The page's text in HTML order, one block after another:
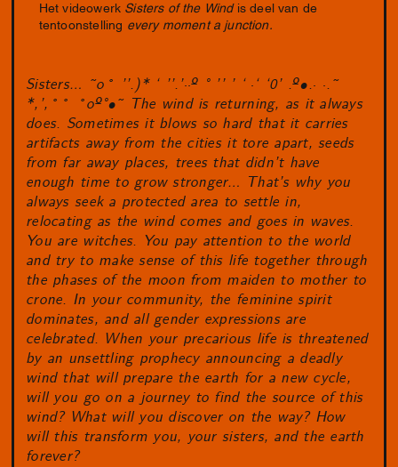
Het videowerk Sisters of the Wind is deel van de
tentoonstelling every moment a junction.
Sisters… ˜o˚ ’’.)* ‘ ’’.’··º ° ’’ ’ ‘ ·‘ ‘0’ .º•.· ·.˜
*,’,˚˚ ˚oº°•˜ The wind is returning, as it always
does. Sometimes it blows so hard that it carries
artifacts away from the cities it tore apart, seeds
from far away places, trees that didn’t have
enough time to grow stronger… That’s why you
always seek a protected area to settle in,
relocating as the wind comes and goes in waves.
You are witches. You pay attention to the world
and try to make sense of this life together through
the phases of the moon from maiden to mother to
crone. In your community, the feminine spirit
dominates, and all gender expressions are
celebrated. When your precarious life is threatened
by an unsettling prophecy announcing a deadly
wind that will prepare the earth for a new cycle,
will you go on a journey to find the source of this
wind? What will you discover on the way? How
will this transform you, your sisters, and the earth
forever?